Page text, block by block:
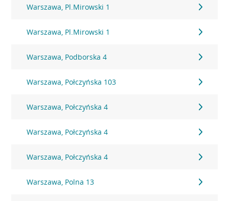
Warszawa, Pl.Mirowski 1
Warszawa, Pl.Mirowski 1
Warszawa, Podborska 4
Warszawa, Połczyńska 103
Warszawa, Połczyńska 4
Warszawa, Połczyńska 4
Warszawa, Połczyńska 4
Warszawa, Polna 13